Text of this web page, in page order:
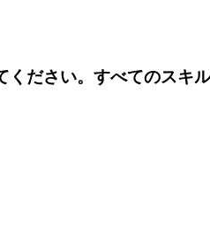
ださい。すべてのスキ